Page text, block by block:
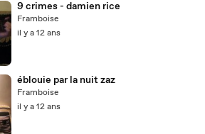
9 crimes - damien rice
Framboise
il y a 12 ans
éblouie par la nuit zaz
Framboise
il y a 12 ans